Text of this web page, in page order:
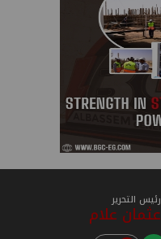
رئيس التحرير
عثمان علام